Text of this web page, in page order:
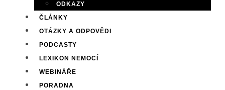
ODKAZY
ČLÁNKY
OTÁZKY A ODPOVĚDI
PODCASTY
LEXIKON NEMOCÍ
WEBINÁŘE
PORADNA